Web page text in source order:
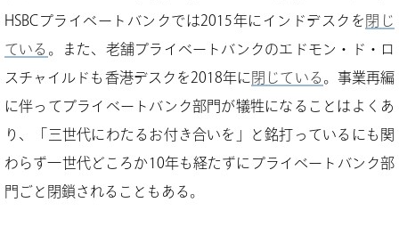
HSBCプライベートバンクでは2015年にインドデスクを 閉じ
ている 。また、老舗プライベートバンクのエドモン・ド・ロ
スチャイルドも香港デスクを2018年に 閉じている 。事業再編
に伴ってプライベートバンク部門が犠牲になることはよくあ
り、「三世代にわたるお付き合いを」と銘打っているにも関
わらず一世代どころか10年も経たずにプライベートバンク部
門ごと閉鎖されることもある。